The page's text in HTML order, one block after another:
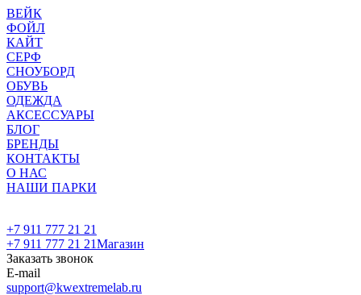
ВЕЙК
ФОЙЛ
КАЙТ
СЕРФ
СНОУБОРД
ОБУВЬ
ОДЕЖДА
АКСЕССУАРЫ
БЛОГ
БРЕНДЫ
КОНТАКТЫ
О НАС
НАШИ ПАРКИ
+7 911 777 21 21
+7 911 777 21 21Магазин
Заказать звонок
E-mail
support@kwextremelab.ru